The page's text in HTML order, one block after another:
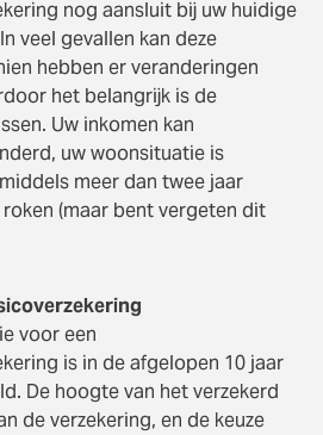
nog aansluit bij uw huidige
veel gevallen kan deze
hebben er veranderingen
het belangrijk is de
Uw inkomen kan
uw woonsituatie is
meer dan twee jaar
(maar bent vergeten dit
voor een
is in de afgelopen 10 jaar
De hoogte van het verzekerd
de verzekering, en de keuze